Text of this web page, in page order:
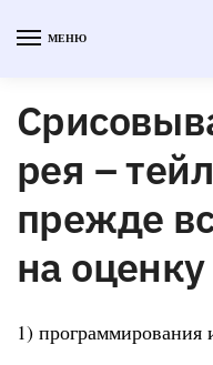
МЕНЮ
рея –
прежде
на
1) программирования